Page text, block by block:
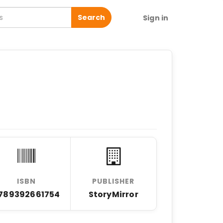
Search Sign in
ISBN PUBLISHER
StoryMirror